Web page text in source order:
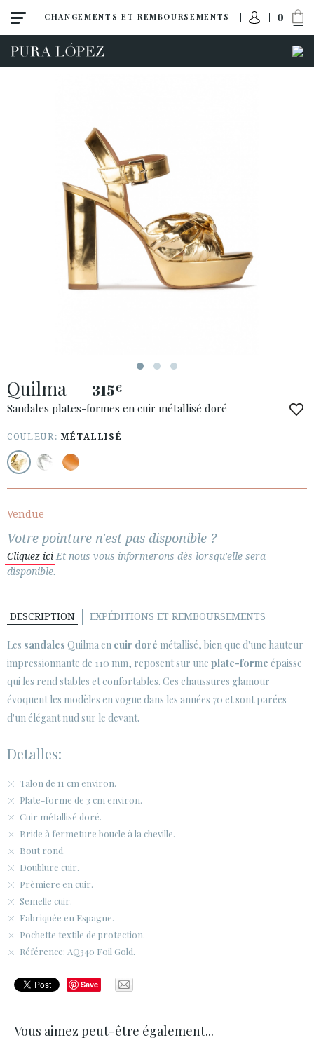
CHANGEMENTS ET REMBOURSEMENTS 0
Escarpins
Sandales
Talon haut
ACCÈS À MA COMMANDE
· POLITIQUE DE CONFIDENTIALITÉ
· TERMES ET CONDITIONS
· INFORMATION LÉGALE
     
ESPACE CLIENTS B2B
SECURE WEB SSL CERTIFICATE © 2026 PURA LOPEZ
Quilma 315€
Sandales plates-formes en cuir métallisé doré
COULEUR:MÉTALLISÉ
Vendue
Votre pointure n'est pas disponible ?
Cliquez ici Et nous vous informerons dès lorsqu'elle sera
disponible.
DESCRIPTION EXPÉDITIONS ET REMBOURSEMENTS
Les sandales Quilma en cuir doré métallisé, bien que d'une hauteur
impressionnante de 110 mm, reposent sur une plate-forme épaisse
qui les rend stables et confortables. Ces chaussures glamour
évoquent les modèles en vogue dans les années 70 et sont parées
d'un élégant nud sur le devant.
Detalles:
Talon de 11 cm environ.
Plate-forme de 3 cm environ.
Cuir métallisé doré.
Bride à fermeture boucle à la cheville.
Bout rond.
Doublure cuir.
Prèmiere en cuir.
Semelle cuir.
Fabriquée en Espagne.
Pochette textile de protection.
Référence: AQ340 Foil Gold.
Save
Vous aimez peut-être également...